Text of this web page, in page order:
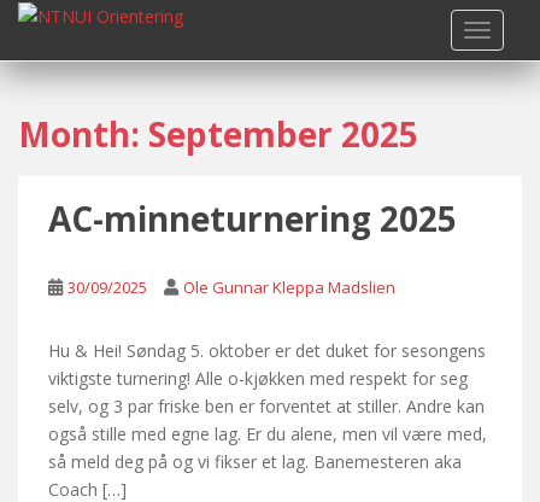
i
Month: September 2025
AC-minneturnering 2025
30/09/2025 Ole Gunnar Kleppa Madslien
Hu & Hei! Søndag 5. oktober er det duket for sesongens
viktigste turnering! Alle o-kjøkken med respekt for seg
selv, og 3 par friske ben er forventet at stiller. Andre kan
også stille med egne lag. Er du alene, men vil være med,
så meld deg på og vi fikser et lag. Banemesteren aka
Coach […]